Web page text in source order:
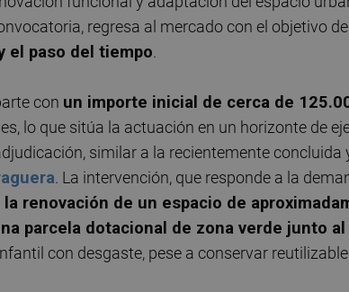
regresa al mercado con el objetivo de
el paso del tiempo.
con un importe inicial de cerca de
lo que sitúa la actuación en un horizonte de
similar a la recientemente concluida
. La intervención, que responde a la
la renovación de un espacio de
parcela dotacional de zona verde junto
con desgaste, pese a conservar